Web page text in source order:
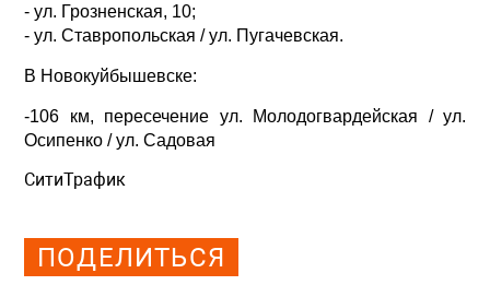
- ул. Грозненская, 10;
- ул. Ставропольская / ул. Пугачевская.
В Новокуйбышевске:
-106 км, пересечение ул. Молодогвардейская / ул.
Осипенко / ул. Садовая
СитиТрафик
ПОДЕЛИТЬСЯ